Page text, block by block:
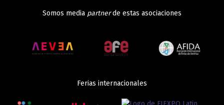
Somos media partnerde estas asociaciones
Ferias internacionales